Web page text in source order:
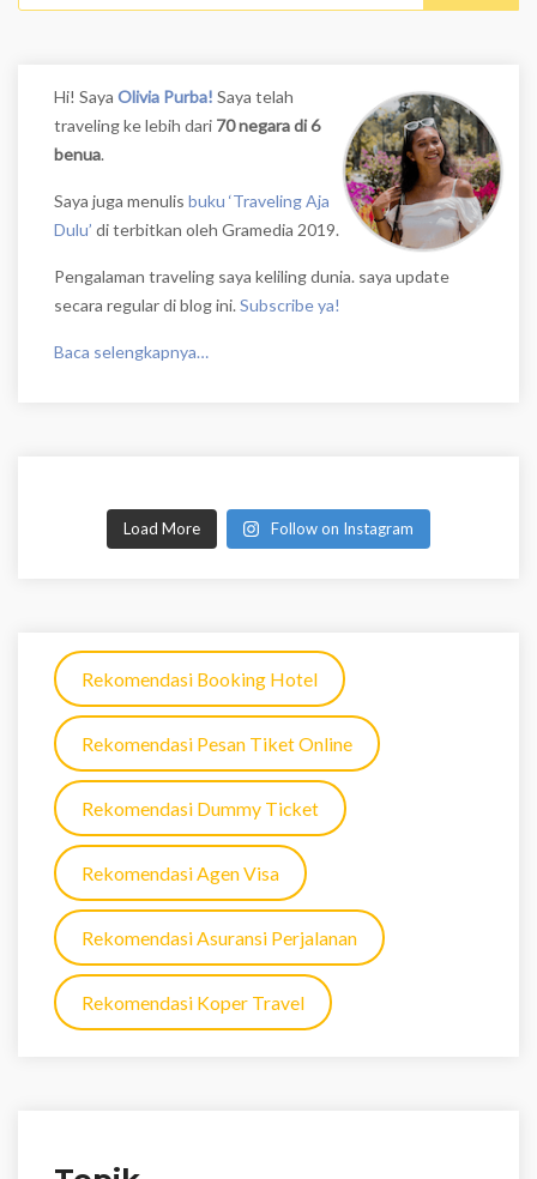
Hi! Saya Olivia Purba! Saya telah
traveling ke lebih dari 70 negara di 6
benua.
Saya juga menulis buku ‘Traveling Aja
Dulu’ di terbitkan oleh Gramedia 2019.
Pengalaman traveling saya keliling dunia. saya update
secara regular di blog ini. Subscribe ya!
Baca selengkapnya…
Load More Follow on Instagram
Rekomendasi Booking Hotel
Rekomendasi Pesan Tiket Online
Rekomendasi Dummy Ticket
Rekomendasi Agen Visa
Rekomendasi Asuransi Perjalanan
Rekomendasi Koper Travel